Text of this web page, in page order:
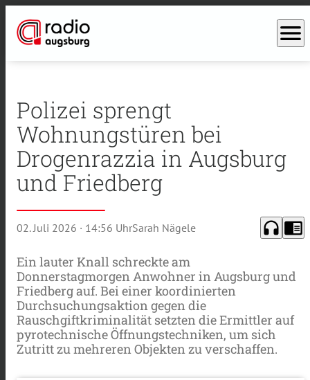
menu
Polizei sprengt
Wohnungstüren bei
Drogenrazzia in Augsburg
und Friedberg
02. Juli 2026 · 14:56 UhrSarah Nägele headphones chrome_reader_mode
Ein lauter Knall schreckte am
Donnerstagmorgen Anwohner in Augsburg und
Friedberg auf. Bei einer koordinierten
Durchsuchungsaktion gegen die
Rauschgiftkriminalität setzten die Ermittler auf
pyrotechnische Öffnungstechniken, um sich
Zutritt zu mehreren Objekten zu verschaffen.